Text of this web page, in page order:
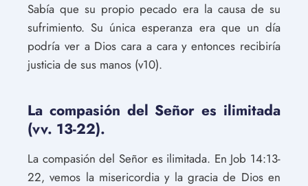
Sabía que su propio pecado era la causa de su
sufrimiento. Su única esperanza era que un día
podría ver a Dios cara a cara y entonces recibiría
justicia de sus manos (v10).
La compasión del Señor es ilimitada
(vv. 13-22).
La compasión del Señor es ilimitada. En Job 14:13-
22, vemos la misericordia y la gracia de Dios en